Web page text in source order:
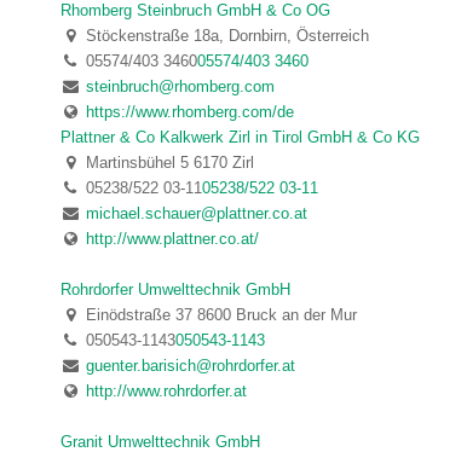
Rhomberg Steinbruch GmbH & Co OG
Stöckenstraße 18a, Dornbirn, Österreich
05574/403 346005574/403 3460
steinbruch@rhomberg.com
https://www.rhomberg.com/de
Plattner & Co Kalkwerk Zirl in Tirol GmbH & Co KG
Martinsbühel 5 6170 Zirl
05238/522 03-1105238/522 03-11
michael.schauer@plattner.co.at
http://www.plattner.co.at/
Rohrdorfer Umwelttechnik GmbH
Einödstraße 37 8600 Bruck an der Mur
050543-1143050543-1143
guenter.barisich@rohrdorfer.at
http://www.rohrdorfer.at
Granit Umwelttechnik GmbH